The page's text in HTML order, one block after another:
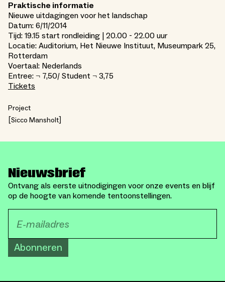
Praktische informatie
Nieuwe uitdagingen voor het landschap
Datum: 6/11/2014
Tijd: 19.15 start rondleiding | 20.00 - 22.00 uur
Locatie: Auditorium, Het Nieuwe Instituut, Museumpark 25,
Rotterdam
Voertaal: Nederlands
Entree: ¬ 7,50/ Student ¬ 3,75
Tickets
Project
Sicco Mansholt
Nieuwsbrief
Ontvang als eerste uitnodigingen voor onze events en blijf
op de hoogte van komende tentoonstellingen.
Abonneren